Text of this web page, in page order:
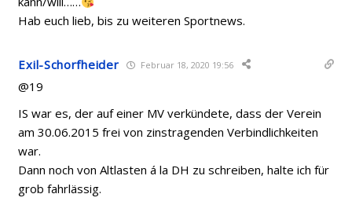
Hab euch lieb, bis zu weiteren Sportnews.
Exil-Schorfheider Februar 18, 2020 19:56
@19
IS war es, der auf einer MV verkündete, dass der Verein
am 30.06.2015 frei von zinstragenden Verbindlichkeiten
war.
Dann noch von Altlasten á la DH zu schreiben, halte ich für
grob fahrlässig.